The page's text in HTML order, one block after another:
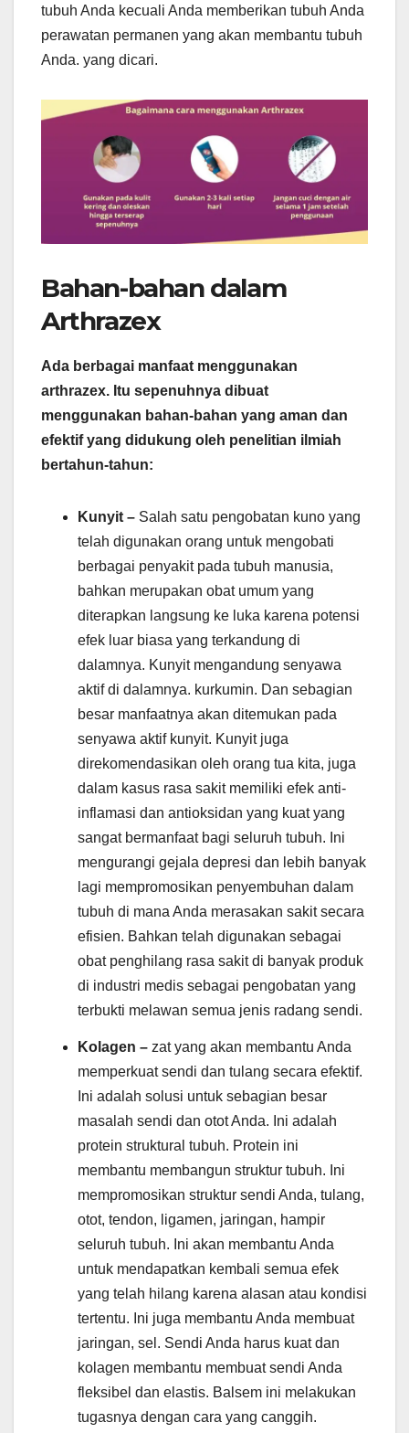
tubuh Anda kecuali Anda memberikan tubuh Anda
perawatan permanen yang akan membantu tubuh
Anda. yang dicari.
Bahan-bahan dalam
Arthrazex
Ada berbagai manfaat menggunakan
arthrazex. Itu sepenuhnya dibuat
menggunakan bahan-bahan yang aman dan
efektif yang didukung oleh penelitian ilmiah
bertahun-tahun:
Kunyit – Salah satu pengobatan kuno yang
telah digunakan orang untuk mengobati
berbagai penyakit pada tubuh manusia,
bahkan merupakan obat umum yang
diterapkan langsung ke luka karena potensi
efek luar biasa yang terkandung di
dalamnya. Kunyit mengandung senyawa
aktif di dalamnya. kurkumin. Dan sebagian
besar manfaatnya akan ditemukan pada
senyawa aktif kunyit. Kunyit juga
direkomendasikan oleh orang tua kita, juga
dalam kasus rasa sakit memiliki efek anti-
inflamasi dan antioksidan yang kuat yang
sangat bermanfaat bagi seluruh tubuh. Ini
mengurangi gejala depresi dan lebih banyak
lagi mempromosikan penyembuhan dalam
tubuh di mana Anda merasakan sakit secara
efisien. Bahkan telah digunakan sebagai
obat penghilang rasa sakit di banyak produk
di industri medis sebagai pengobatan yang
terbukti melawan semua jenis radang sendi.
Kolagen – zat yang akan membantu Anda
memperkuat sendi dan tulang secara efektif.
Ini adalah solusi untuk sebagian besar
masalah sendi dan otot Anda. Ini adalah
protein struktural tubuh. Protein ini
membantu membangun struktur tubuh. Ini
mempromosikan struktur sendi Anda, tulang,
otot, tendon, ligamen, jaringan, hampir
seluruh tubuh. Ini akan membantu Anda
untuk mendapatkan kembali semua efek
yang telah hilang karena alasan atau kondisi
tertentu. Ini juga membantu Anda membuat
jaringan, sel. Sendi Anda harus kuat dan
kolagen membantu membuat sendi Anda
fleksibel dan elastis. Balsem ini melakukan
tugasnya dengan cara yang canggih.